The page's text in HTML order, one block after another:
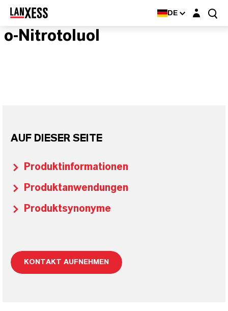
DE Login-Maske
o-Nitrotoluol
AUF DIESER SEITE
Produktinformationen
Produktanwendungen
Produktsynonyme
KONTAKT AUFNEHMEN